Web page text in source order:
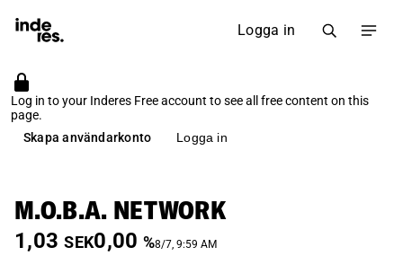
Logga in
Log in to your Inderes Free account to see all free content on this
page.
Skapa användarkonto
Logga in
M.O.B.A. NETWORK
1,03 SEK0,00 %8/7, 9:59 AM